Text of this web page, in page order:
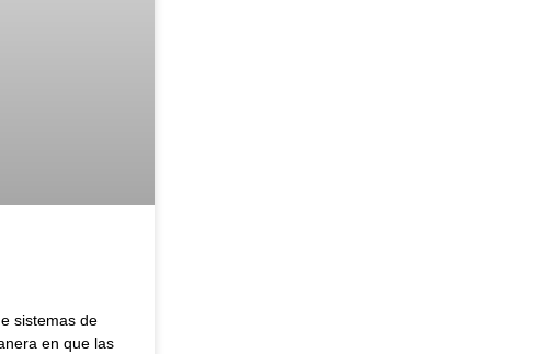
sistemas de
en que las